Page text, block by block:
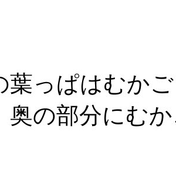
葉っぱはむか
奥の部分にむ